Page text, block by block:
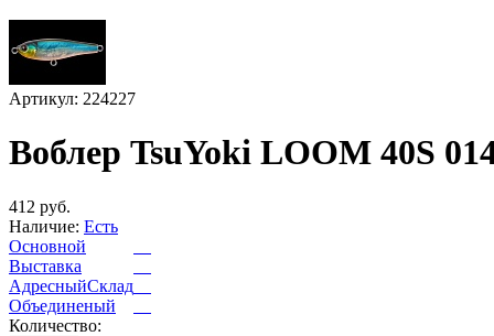
Артикул: 224227
Воблер TsuYoki LOOM 40S
412 руб.
Наличие: Есть
Основной
Выставка
АдресныйСклад
Объединеный
Количество: